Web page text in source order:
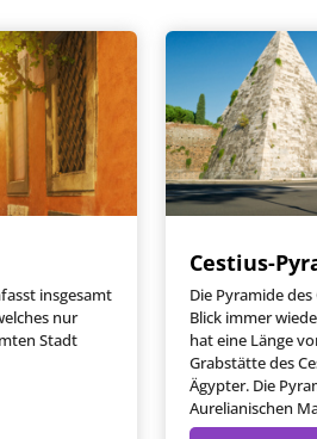
insgesamt
nur
Stadt
Cestius-
Die Pyramide
Blick immer
hat eine Länge
Grabstätte des
Ägypter. Die
Aurelianischen